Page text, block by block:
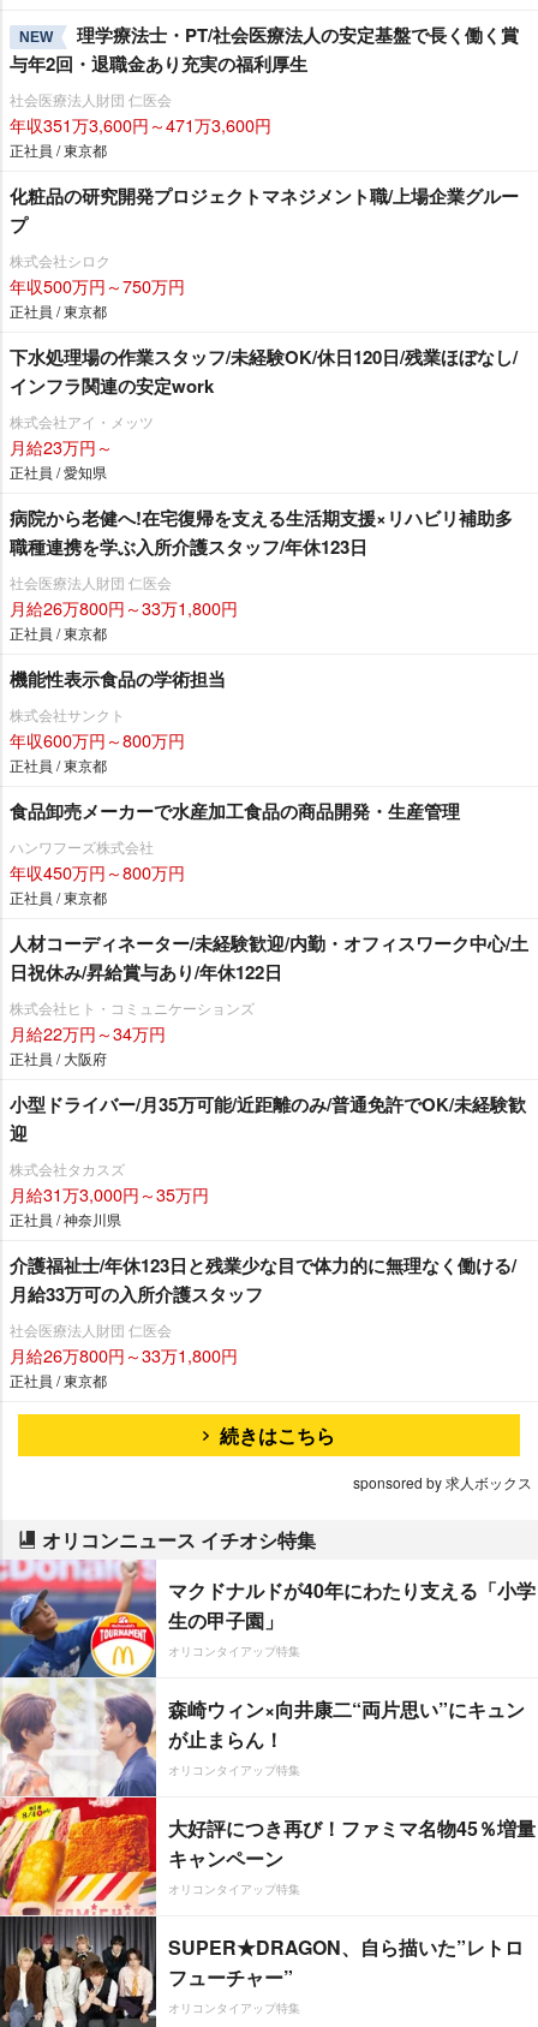
NEW
理学療法士・PT/社会医療法人の安定基盤で長く働く賞
与年2回・退職金あり充実の福利厚生
社会医療法人財団 仁医会
年収351万3,600円～471万3,600円
正社員 / 東京都
化粧品の研究開発プロジェクトマネジメント職/上場企業グルー
プ
株式会社シロク
年収500万円～750万円
正社員 / 東京都
下水処理場の作業スタッフ/未経験OK/休日120日/残業ほぼなし/
インフラ関連の安定work
株式会社アイ・メッツ
月給23万円～
正社員 / 愛知県
病院から老健へ!在宅復帰を支える生活期支援×リハビリ補助多
職種連携を学ぶ入所介護スタッフ/年休123日
社会医療法人財団 仁医会
月給26万800円～33万1,800円
正社員 / 東京都
機能性表示食品の学術担当
株式会社サンクト
年収600万円～800万円
正社員 / 東京都
食品卸売メーカーで水産加工食品の商品開発・生産管理
ハンワフーズ株式会社
年収450万円～800万円
正社員 / 東京都
人材コーディネーター/未経験歓迎/内勤・オフィスワーク中心/土
日祝休み/昇給賞与あり/年休122日
株式会社ヒト・コミュニケーションズ
月給22万円～34万円
正社員 / 大阪府
小型ドライバー/月35万可能/近距離のみ/普通免許でOK/未経験歓
迎
株式会社タカスズ
月給31万3,000円～35万円
正社員 / 神奈川県
介護福祉士/年休123日と残業少な目で体力的に無理なく働ける/
月給33万可の入所介護スタッフ
社会医療法人財団 仁医会
月給26万800円～33万1,800円
正社員 / 東京都
続きはこちら
sponsored by 求人ボックス
オリコンニュース イチオシ特集
マクドナルドが40年にわたり支える「小学
生の甲子園」
オリコンタイアップ特集
森崎ウィン×向井康二“両片思い”にキュン
が止まらん！
オリコンタイアップ特集
大好評につき再び！ファミマ名物45％増量
キャンペーン
オリコンタイアップ特集
SUPER★DRAGON、自ら描いた”レトロ
フューチャー”
オリコンタイアップ特集